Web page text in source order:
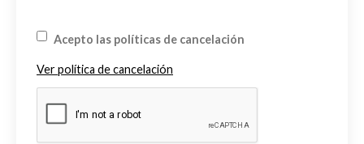
Acepto las políticas de cancelación
Ver política de cancelación